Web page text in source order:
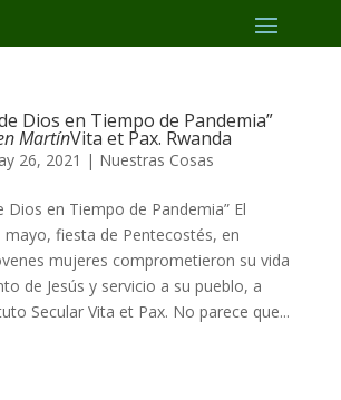
Dios en Tiempo de Pandemia”
MartínVita et Pax. Rwanda
26, 2021 | Nuestras Cosas
Dios en Tiempo de Pandemia” El
fiesta de Pentecostés, en
mujeres comprometieron su vida
de Jesús y servicio a su pueblo, a
Secular Vita et Pax. No parece que...